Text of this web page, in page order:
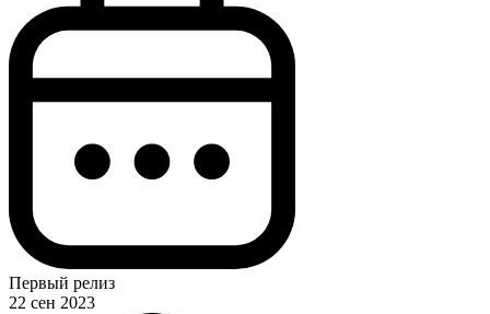
Первый релиз
22 сен 2023